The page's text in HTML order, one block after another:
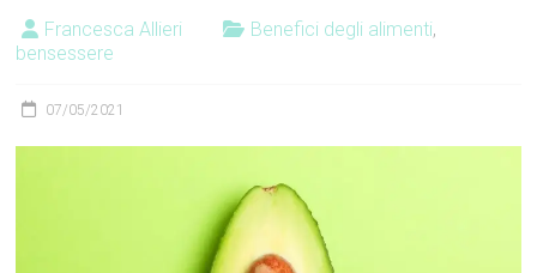
Francesca Allieri Benefici degli alimenti,
bensessere
07/05/2021